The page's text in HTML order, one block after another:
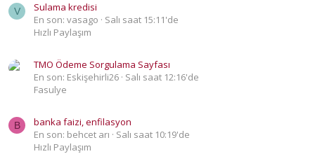
V
Sulama kredisi
En son: vasago
Salı saat 15:11'de
Hızlı Paylaşım
TMO Ödeme Sorgulama Sayfası
En son: Eskişehirli26 Salı saat 12:16'de
Fasulye
B
banka faizi, enfilasyon
En son: behcet arı
Salı saat 10:19'de
Hızlı Paylaşım